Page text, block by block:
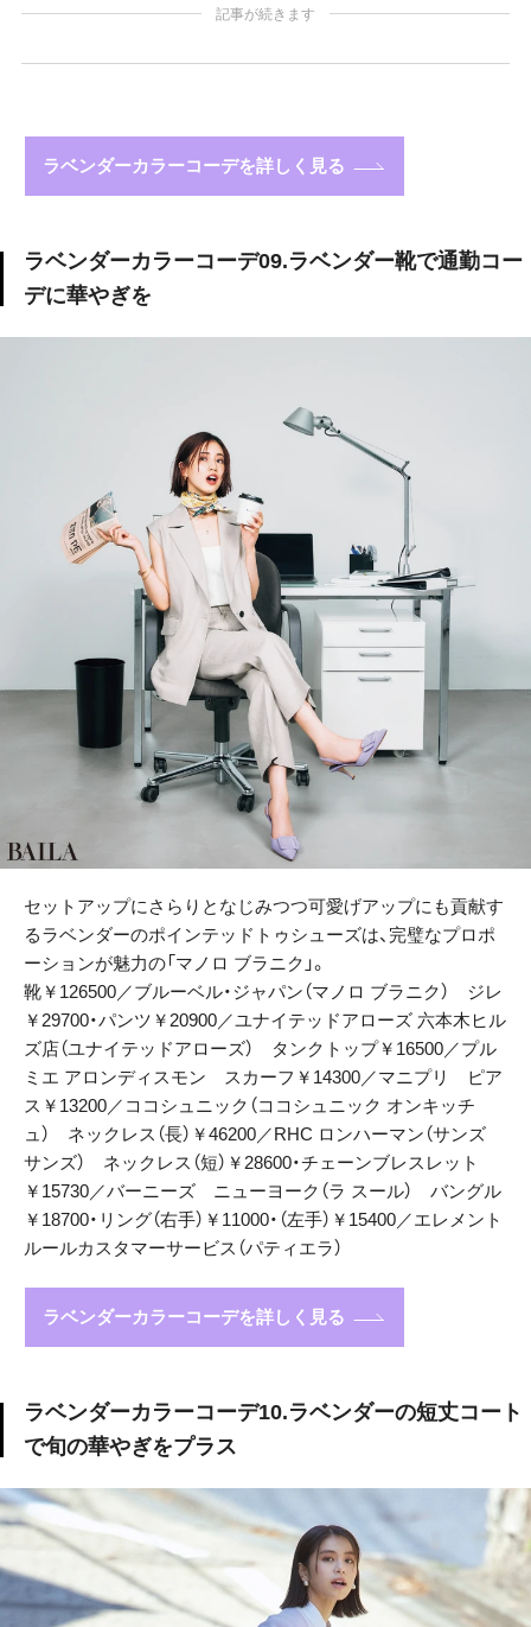
記事が続きます
ラベンダーカラーコーデを詳しく見る
ラベンダーカラーコーデ09.ラベンダー靴で通勤コー
デに華やぎを
セットアップにさらりとなじみつつ可愛げアップにも貢献す
るラベンダーのポインテッドトゥシューズは、完璧なプロポ
ーションが魅力の「マノロ ブラニク」。
靴￥126500／ブルーベル・ジャパン（マノロ ブラニク） ジレ
￥29700・パンツ￥20900／ユナイテッドアローズ 六本木ヒル
ズ店（ユナイテッドアローズ） タンクトップ￥16500／プル
ミエ アロンディスモン スカーフ￥14300／マニプリ ピア
ス￥13200／ココシュニック（ココシュニック オンキッチ
ュ） ネックレス（長）￥46200／RHC ロンハーマン（サンズ
サンズ） ネックレス（短）￥28600・チェーンブレスレット
￥15730／バーニーズ ニューヨーク（ラ スール） バングル
￥18700・リング（右手）￥11000・（左手）￥15400／エレメント
ルールカスタマーサービス（パティエラ）
ラベンダーカラーコーデを詳しく見る
ラベンダーカラーコーデ10.ラベンダーの短丈コート
で旬の華やぎをプラス